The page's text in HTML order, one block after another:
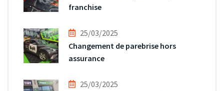
franchise
25/03/2025
Changement de parebrise hors
assurance
25/03/2025